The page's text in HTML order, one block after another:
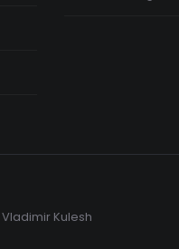
Vladimir Kulesh